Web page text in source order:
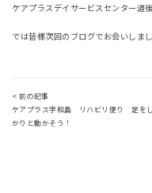
ケアプラスデイサービスセンター道
では皆様次回のブログでお会いしまし
< 前の記事
ケアプラス宇和島 リハビリ便り 足を
かりと動かそう！